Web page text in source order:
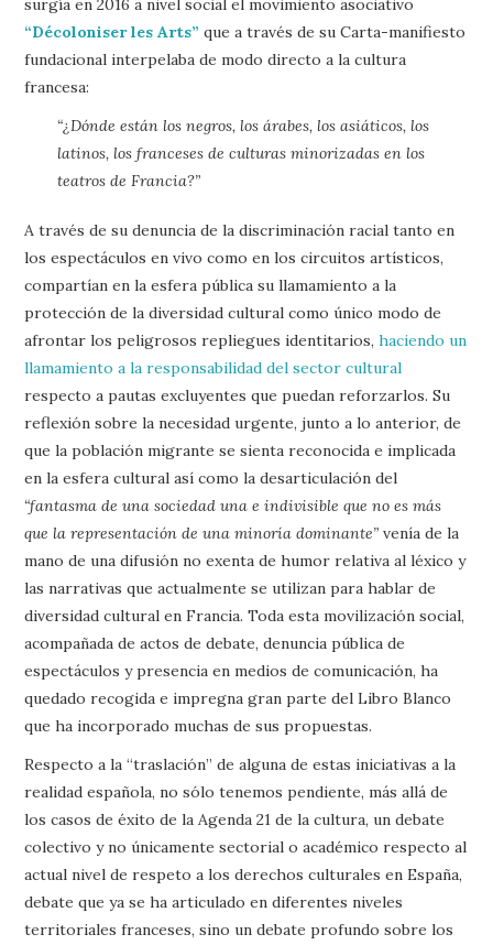
“Décoloniser les Arts” que a través de su Carta-manifiesto
fundacional interpelaba de modo directo a la cultura
francesa:
“¿Dónde están los negros, los árabes, los asiáticos, los
latinos, los franceses de culturas minorizadas en los
teatros de Francia?”
A través de su denuncia de la discriminación racial tanto en
los espectáculos en vivo como en los circuitos artísticos,
compartían en la esfera pública su llamamiento a la
protección de la diversidad cultural como único modo de
afrontar los peligrosos repliegues identitarios,haciendo un
llamamiento a la responsabilidad del sector cultural
respecto a pautas excluyentes que puedan reforzarlos. Su
reflexión sobre la necesidad urgente, junto a lo anterior, de
que la población migrante se sienta reconocida e implicada
en la esfera cultural así como la desarticulación del
“fantasma de una sociedad una e indivisible que no es más
que la representación de una minoría dominante”venía de la
mano de una difusión no exenta de humor relativa al léxico y
las narrativas que actualmente se utilizan para hablar de
diversidad cultural en Francia. Toda esta movilización social,
acompañada de actos de debate, denuncia pública de
espectáculos y presencia en medios de comunicación, ha
quedado recogida e impregna gran parte del Libro Blanco
que ha incorporado muchas de sus propuestas.
Respecto a la “traslación” de alguna de estas iniciativas a la
realidad española, no sólo tenemos pendiente, más allá de
los casos de éxito de la Agenda 21 de la cultura, un debate
colectivo y no únicamente sectorial o académico respecto al
actual nivel de respeto a los derechos culturales en España,
debate que ya se ha articulado en diferentes niveles
territoriales franceses, sino un debate profundo sobre los